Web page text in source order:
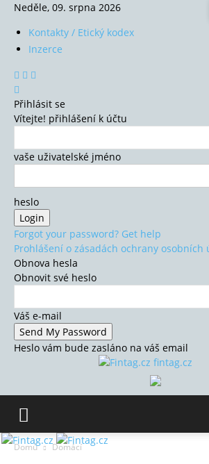
Neděle, 09. srpna 2026
Kontakty / Etický kodex
Inzerce
Přihlásit se
Vítejte! přihlášení k účtu
vaše uživatelské jméno
heslo
Forgot your password? Get help
Prohlášení o zásadách ochrany osobních
Obnova hesla
Obnovit své heslo
Váš e-mail
Heslo vám bude zasláno na váš email
fintag.cz
Domů Domácí